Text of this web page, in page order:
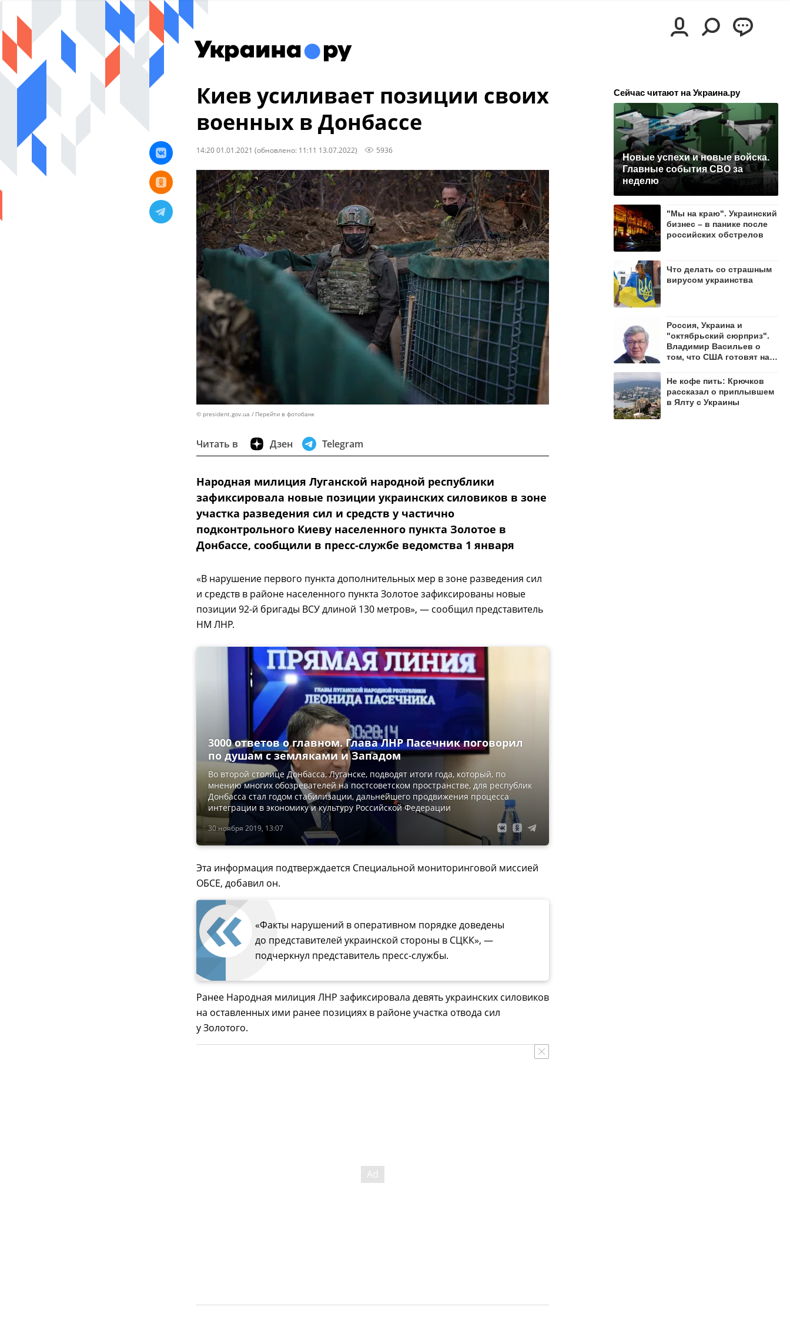
Киев усиливает позиции своих
военных в Донбассе
14:20 01.01.2021 (обновлено: 11:11 13.07.2022) 5936
© president.gov.ua Перейти в фотобанк
Читать в Дзен Telegram
Народная милиция Луганской народной республики
зафиксировала новые позиции украинских силовиков в зоне
участка разведения сил и средств у частично
подконтрольного Киеву населенного пункта Золотое в
Донбассе, сообщили в пресс-службе ведомства 1 января
«В нарушение первого пункта дополнительных мер в зоне разведения сил
и средств в районе населенного пункта Золотое зафиксированы новые
позиции 92-й бригады ВСУ длиной 130 метров», — сообщил представитель
НМ ЛНР.
30 ноября 2019, 13:07
3000 ответов о главном. Глава ЛНР Пасечник поговорил
по душам с земляками и Западом
Во второй столице Донбасса, Луганске, подводят итоги года, который, по
мнению многих обозревателей на постсоветском пространстве, для республик
Донбасса стал годом стабилизации, дальнейшего продвижения процесса
интеграции в экономику и культуру Российской Федерации
Эта информация подтверждается Специальной мониторинговой миссией
ОБСЕ, добавил он.
«Факты нарушений в оперативном порядке доведены
до представителей украинской стороны в СЦКК», —
подчеркнул представитель пресс-службы.
Ранее Народная милиция ЛНР зафиксировала девять украинских силовиков
на оставленных ими ранее позициях в районе участка отвода сил
у Золотого.
Сейчас читают на Украина.ру
Новые успехи и новые войска.
Главные события СВО за
неделю
"Мы на краю". Украинский
бизнес – в панике после
российских обстрелов
Что делать со страшным
вирусом украинства
Россия, Украина и
"октябрьский сюрприз".
Владимир Васильев о
том, что США готовят на
Не кофе пить: Крючков
рассказал о приплывшем
в Ялту с Украины